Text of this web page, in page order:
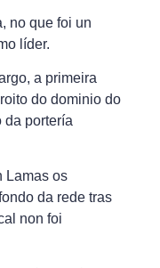
no que foi un
líder.
a primeira
do dominio do
da portería
Lamas os
da rede tras
non foi